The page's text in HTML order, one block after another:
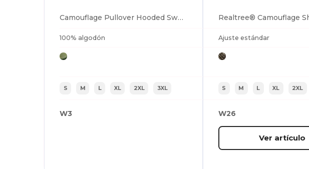
Camouflage Pullover Hooded Sweatshirt
100% algodón
S M L XL 2XL 3XL
W3
Ajuste estándar
S M L XL 2XL
W26
Ver artículo